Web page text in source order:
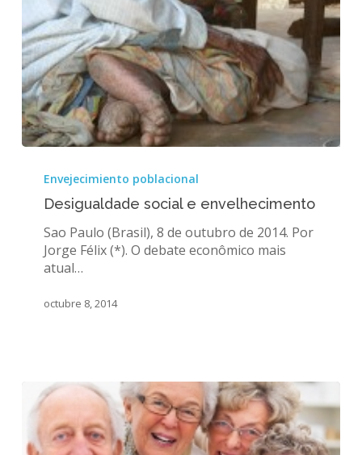
social
envelhecimento
Envejecimiento poblacional
Desigualdade social e envelhecimento
Sao Paulo (Brasil), 8 de outubro de 2014. Por
Jorge Félix (*). O debate econômico mais
atual…
octubre 8, 2014